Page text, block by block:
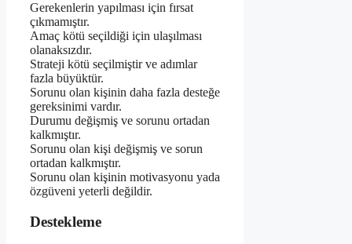
Gerekenlerin yapılması için fırsat
çıkmamıştır.
Amaç kötü seçildiği için ulaşılması
olanaksızdır.
Strateji kötü seçilmiştir ve adımlar
fazla büyüktür.
Sorunu olan kişinin daha fazla desteğe
gereksinimi vardır.
Durumu değişmiş ve sorunu ortadan
kalkmıştır.
Sorunu olan kişi değişmiş ve sorun
ortadan kalkmıştır.
Sorunu olan kişinin motivasyonu yada
özgüveni yeterli değildir.
Destekleme